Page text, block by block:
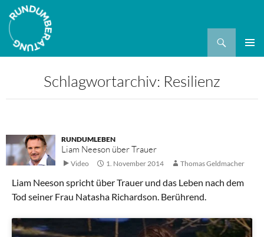
ZUM
SPRINGENSchlagwortarchiv: Resilienz
RUNDUMLEBEN
Liam Neeson über Trauer
Video 1. November 2014 Thomas Geldmacher
Liam Neeson spricht über Trauer und das Leben nach dem
Tod seiner Frau Natasha Richardson. Berührend.